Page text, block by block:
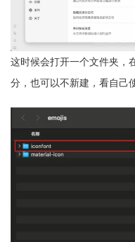
这时候会打开一个文件夹，
分，也可以不新建，看自己